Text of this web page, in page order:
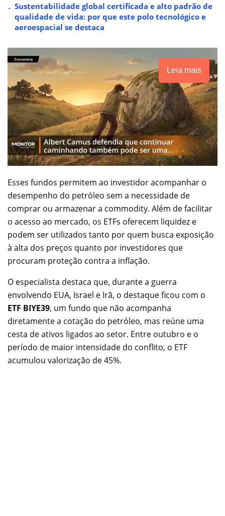
Sustentabilidade global certificada e alto padrão de
qualidade de vida: por que este polo tecnológico e
aeroespacial se destaca
Leia mais
Esses fundos permitem ao investidor acompanhar o
desempenho do petróleo sem a necessidade de
comprar ou armazenar a commodity. Além de facilitar
o acesso ao mercado, os ETFs oferecem liquidez e
podem ser utilizados tanto por quem busca exposição
à alta dos preços quanto por investidores que
procuram proteção contra a inflação.
O especialista destaca que, durante a guerra
envolvendo EUA, Israel e Irã, o destaque ficou com o
ETF BIYE39, um fundo que não acompanha
diretamente a cotação do petróleo, mas reúne uma
cesta de ativos ligados ao setor. Entre outubro e o
período de maior intensidade do conflito, o ETF
acumulou valorização de 45%.